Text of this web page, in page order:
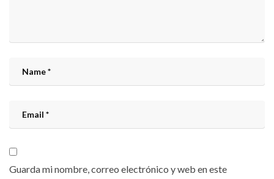
Guarda mi nombre, correo electrónico y web en este